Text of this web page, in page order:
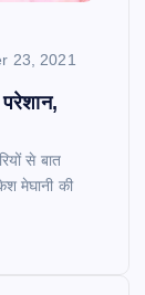
23, 2021
से बात
मेघानी की